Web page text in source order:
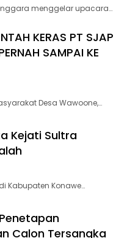
menggelar upacara…
KERAS PT SJAP
SAMPAI KE
Desa Wawoone,…
Kejati Sultra
Kabupaten Konawe…
Calon Tersangka